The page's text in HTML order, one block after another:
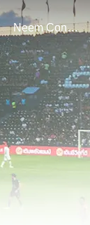
Neem Contact Met Ons Op